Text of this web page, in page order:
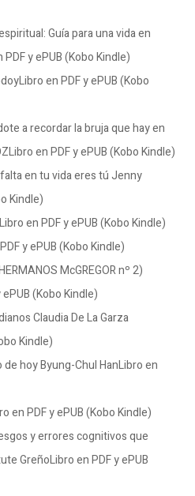
Guía para una vida en
y ePUB (Kobo Kindle)
en PDF y ePUB (Kobo
a recordar la bruja que hay en
en PDF y ePUB (Kobo Kindle)
en tu vida eres tú Jenny
Kindle)
en PDF y ePUB (Kobo Kindle)
y ePUB (Kobo Kindle)
McGREGOR nº 2)
ePUB (Kobo Kindle)
Claudia De La Garza
Kindle)
hoy Byung-Chul HanLibro en
en PDF y ePUB (Kobo Kindle)
y errores cognitivos que
GreñoLibro en PDF y ePUB